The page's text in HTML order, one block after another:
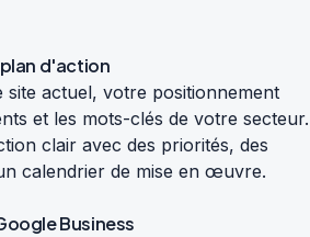
d'action
actuel, votre positionnement
et les mots-clés de votre secteur.
clair avec des priorités, des
calendrier de mise en œuvre.
Business